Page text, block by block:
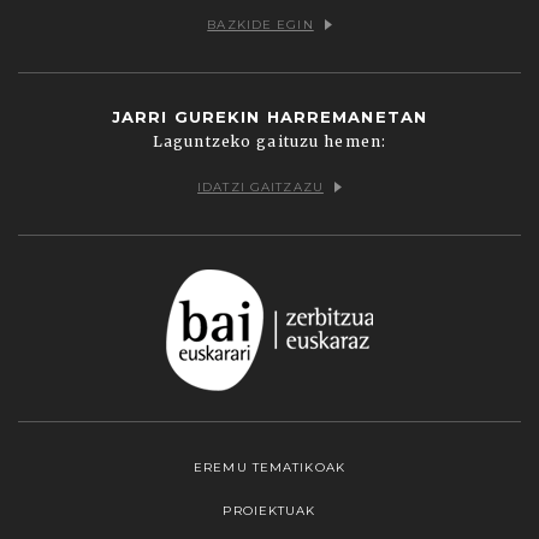
BAZKIDE EGIN
JARRI GUREKIN HARREMANETAN
Laguntzeko gaituzu hemen:
IDATZI GAITZAZU
EREMU TEMATIKOAK
PROIEKTUAK